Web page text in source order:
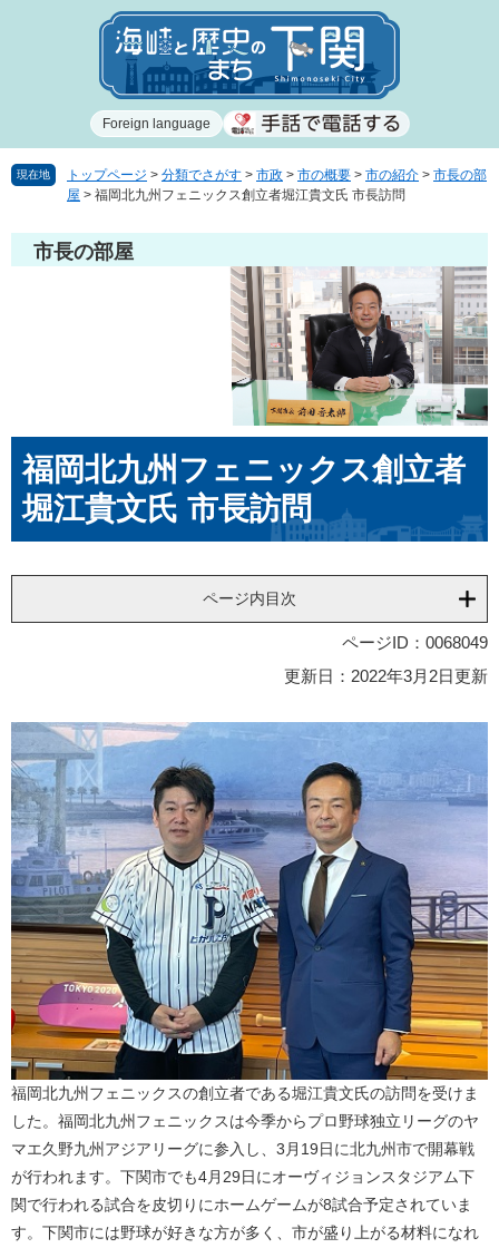
で
ば
へ
Foreign language
現在地 トップページ > 分類でさがす > 市政 > 市の概要 > 市の紹介 > 市長の部
屋 > 福岡北九州フェニックス創立者堀江貴文氏 市長訪問
市長の部屋
文福岡北九州フェニックス創立者
堀江貴文氏 市長訪問
ページ内目次
ページID：0068049
更新日：2022年3月2日更新
福岡北九州フェニックスの創立者である堀江貴文氏の訪問を受けま
した。福岡北九州フェニックスは今季からプロ野球独立リーグのヤ
マエ久野九州アジアリーグに参入し、3月19日に北九州市で開幕戦
が行われます。下関市でも4月29日にオーヴィジョンスタジアム下
関で行われる試合を皮切りにホームゲームが8試合予定されていま
す。下関市には野球が好きな方が多く、市が盛り上がる材料になれ